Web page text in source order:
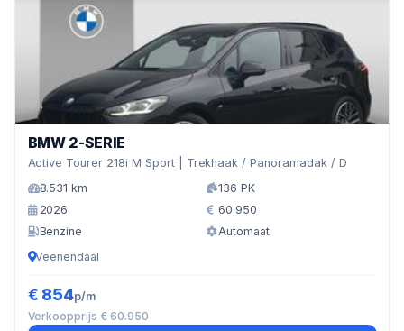
BMW 2-SERIE
Active Tourer 218i M Sport | Trekhaak / Panoramadak / D
8.531 km
136 PK
2026
60.950
Benzine
Automaat
Veenendaal
€ 854p/m
Verkoopprijs € 60.950